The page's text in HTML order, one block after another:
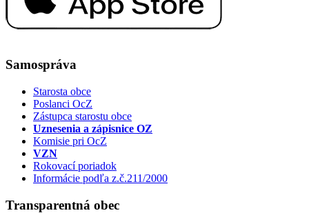
Samospráva
Starosta obce
Poslanci OcZ
Zástupca starostu obce
Uznesenia a zápisnice OZ
Komisie pri OcZ
VZN
Rokovací poriadok
Informácie podľa z.č.211/2000
Transparentná obec